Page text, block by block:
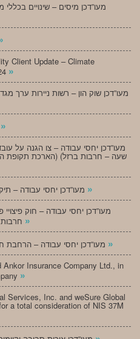
מעו”דכן מיסים – שינויים
Client Update – Climate
»
מעו”דכן שוק הון – רשות ניירות ערך
»
»
»
»
Insurance Company Ltd., in
»
Services, Inc. and weSure Global
a total consideration of NIS 37M